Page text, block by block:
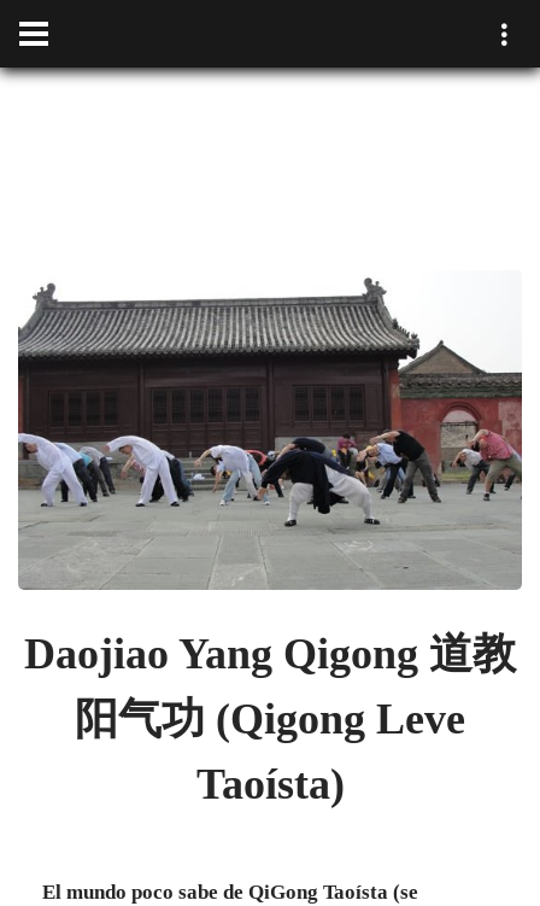
Daojiao Yang Qigong 道教
阳气功 (Qigong Leve
Taoísta)
El mundo poco sabe de QiGong Taoísta (se